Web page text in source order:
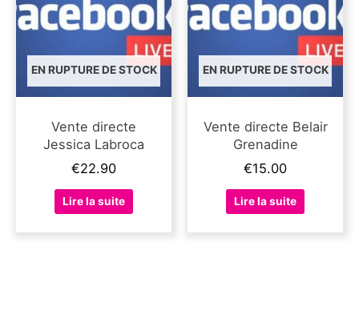
EN RUPTURE DE STOCK
Vente directe
Jessica Labroca
€22.90
Lire la suite
EN RUPTURE DE STOCK
Vente directe Belair
Grenadine
€15.00
Lire la suite